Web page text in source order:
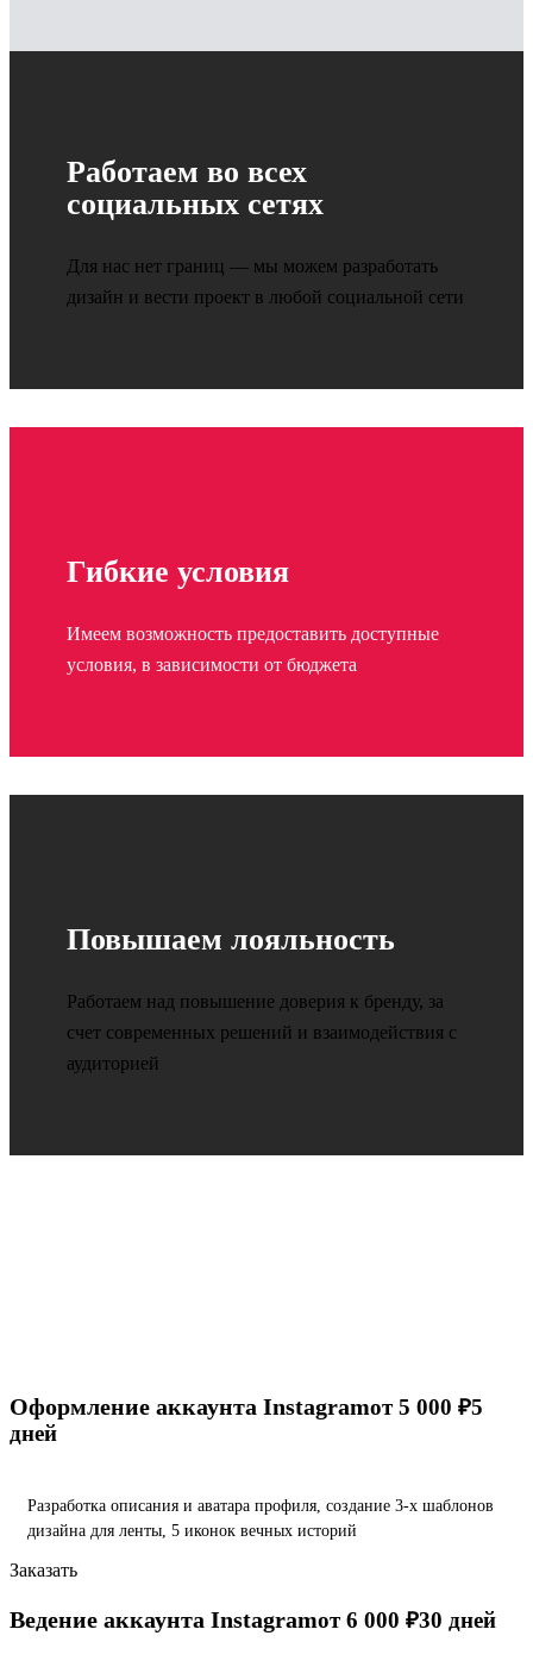
Работаем во всех
социальных сетях
Для нас нет границ — мы можем разработать
дизайн и вести проект в любой социальной сети
Гибкие условия
Имеем возможность предоставить доступные
условия, в зависимости от бюджета
Повышаем лояльность
Работаем над повышение доверия к бренду, за
счет современных решений и взаимодействия с
аудиторией
Оформление аккаунта Instagramот 5 000 ₽5
дней
Разработка описания и аватара профиля, создание 3-х шаблонов
дизайна для ленты, 5 иконок вечных историй
Заказать
Ведение аккаунта Instagramот 6 000 ₽30 дней